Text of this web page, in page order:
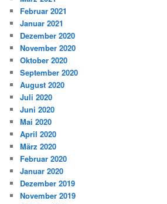
Februar 2021
Januar 2021
Dezember 2020
November 2020
Oktober 2020
September 2020
August 2020
Juli 2020
Juni 2020
Mai 2020
April 2020
März 2020
Februar 2020
Januar 2020
Dezember 2019
November 2019